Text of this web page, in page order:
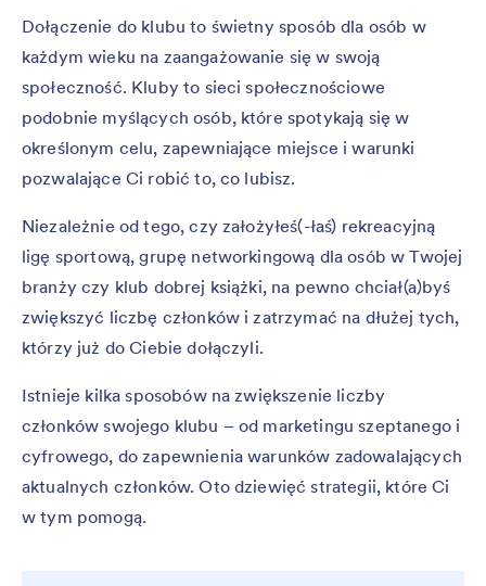
Dołączenie do klubu to świetny sposób dla osób w
każdym wieku na zaangażowanie się w swoją
społeczność. Kluby to sieci społecznościowe
podobnie myślących osób, które spotykają się w
określonym celu, zapewniające miejsce i warunki
pozwalające Ci robić to, co lubisz.
Niezależnie od tego, czy założyłeś(-łaś) rekreacyjną
ligę sportową, grupę networkingową dla osób w Twojej
branży czy klub dobrej książki, na pewno chciał(a)byś
zwiększyć liczbę członków i zatrzymać na dłużej tych,
którzy już do Ciebie dołączyli.
Istnieje kilka sposobów na zwiększenie liczby
członków swojego klubu – od marketingu szeptanego i
cyfrowego, do zapewnienia warunków zadowalających
aktualnych członków. Oto dziewięć strategii, które Ci
w tym pomogą.